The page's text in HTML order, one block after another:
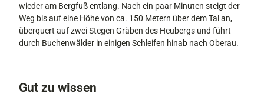
wieder am Bergfuß entlang. Nach ein paar Minuten steigt der
Weg bis auf eine Höhe von ca. 150 Metern über dem Tal an,
überquert auf zwei Stegen Gräben des Heubergs und führt
durch Buchenwälder in einigen Schleifen hinab nach Oberau.
Gut zu wissen